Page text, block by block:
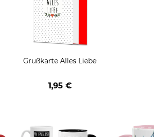
Grußkarte Alles Liebe
1,95 €